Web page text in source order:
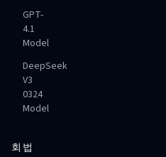
GPT-
4.1
Model
DeepSeek
V3
0324
Model
회 법